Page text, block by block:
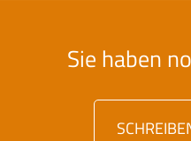
Sie haben